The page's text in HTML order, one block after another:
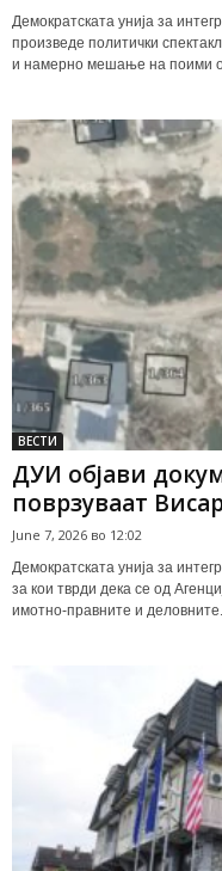
Демократската унија за
произведе политички
и намерно мешање на поими од
ВЕСТИ
ДУИ објави
поврзуваат
June 7, 2026 во 12:02
Демократската унија за
за кои тврди дека се од
имотно-правните и деловните...